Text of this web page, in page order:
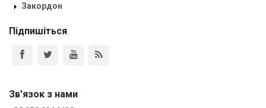
Закордон
Підпишіться
Зв'язок з нами